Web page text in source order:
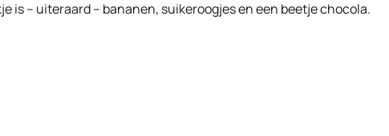
is – uiteraard – bananen, suikeroogjes en een beetje chocola.